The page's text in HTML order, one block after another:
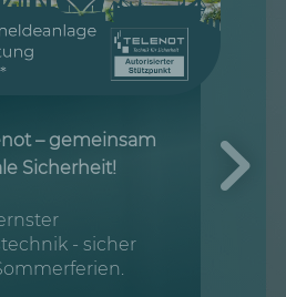
– gemeinsam
Sicherheit!
- sicher